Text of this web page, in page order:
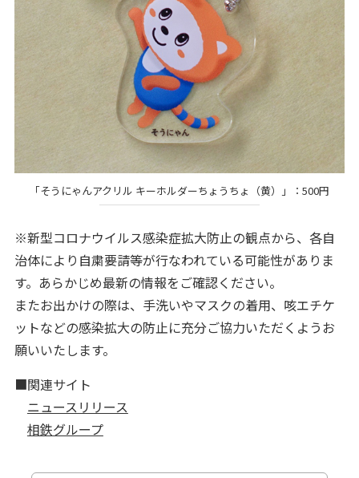
「そうにゃんアクリル キーホルダーちょうちょ（黄）」：500円
※新型コロナウイルス感染症拡大防止の観点から、各自
治体により自粛要請等が行なわれている可能性がありま
す。あらかじめ最新の情報をご確認ください。
またお出かけの際は、手洗いやマスクの着用、咳エチケ
ットなどの感染拡大の防止に充分ご協力いただくようお
願いいたします。
■関連サイト
ニュースリリース
相鉄グループ